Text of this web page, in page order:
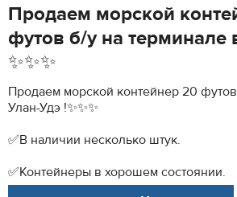
Продаем морской
футов б/у на терминале
✨✨✨
Продаем морской контейнер 20
Улан-Удэ !✨✨✨
✅В наличии несколько штук.
✅Контейнеры в хорошем состоянии.